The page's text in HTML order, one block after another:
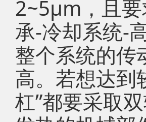
2~5μm，且
承-冷却系统-
整个系统的传
高。若想达到
杠”都要采取